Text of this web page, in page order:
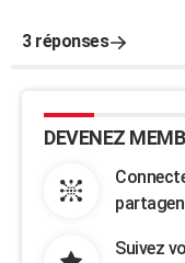
3 réponses
DEVENEZ
Suivez